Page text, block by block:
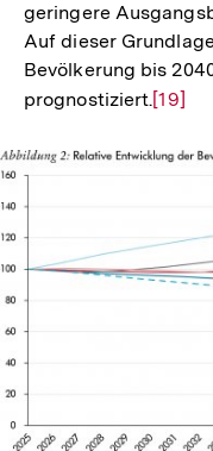
geringere
Auf dieser
Bevölkerung bis
prognostiziert.Zur
der
[19]